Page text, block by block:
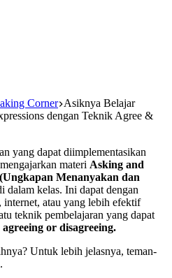
Corner Asiknya Belajar
dengan Teknik Agree &
yang dapat diimplementasikan
materi Asking and
Menanyakan dan
dalam kelas. Ini dapat dengan
atau yang lebih efektif
teknik pembelajaran yang dapat
agreeing or disagreeing.
Untuk lebih jelasnya, teman-